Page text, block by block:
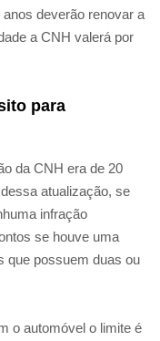
deverão renovar a
a CNH valerá por
para
da CNH era de 20
atualização, se
infração
se houve uma
que possuem duas ou
o automóvel o limite é